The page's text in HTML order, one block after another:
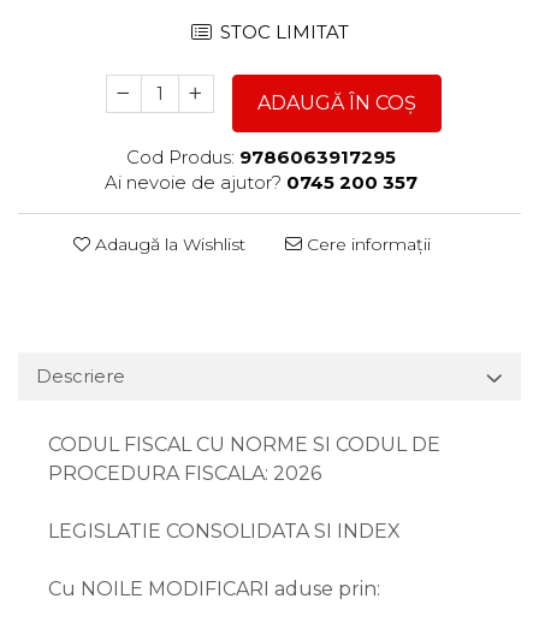
STOC LIMITAT
ADAUGĂ ÎN COȘ
Cod Produs: 9786063917295
Ai nevoie de ajutor? 0745 200 357
Adaugă la Wishlist Cere informații
Descriere
CODUL FISCAL CU NORME SI CODUL DE
PROCEDURA FISCALA: 2026
LEGISLATIE CONSOLIDATA SI INDEX
Cu NOILE MODIFICARI aduse prin: